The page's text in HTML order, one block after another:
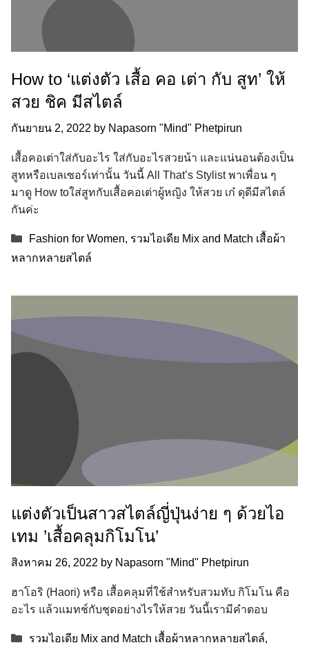
How to ‘แต่งตัว เสื้อ คอ เต่า กับ สูท’ ให้
สวย ชิค มีสไตล์
กันยายน 2, 2022 by Napasorn "Mind" Phetpirun
เสื้อคอเต่าใส่กับอะไร ใส่กับอะไรสวยน้า และแน่นอนต้องเป็น
สูทหรือเบลเซอร์เท่านั้น วันนี้ All That’s Stylist พาเพื่อน ๆ
มาดู How toใส่สูทกับเสื้อคอเต่าผู้หญิง ให้สวย เก๋ ดุดีมีสไตล์
กันค่ะ
Categories
Fashion for Women, รวมไอเดีย Mix and Match เสื้อผ้า
หลากหลายสไตล์
แต่งตัวเป็นสาวสไตล์ญี่ปุ่นง่าย ๆ ด้วยไอ
เทม ’เสื้อคลุมกิโมโน’
สิงหาคม 26, 2022 by Napasorn "Mind" Phetpirun
ฮาโอริ (Haori) หรือ เสื้อคลุมที่ใช้สำหรับสวมทับ กิโมโน คือ
อะไร แล้วแมทช์กับชุดอย่างไรให้สวย วันนี้เรามีคำตอบ
Categories
รวมไอเดีย Mix and Match เสื้อผ้าหลากหลายสไตล์,